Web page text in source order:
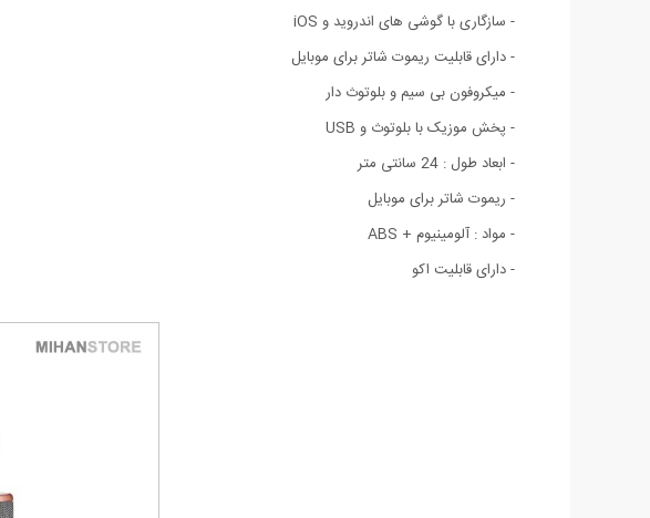
- سازگاری با گوشی های اندروید و iOS
- دارای قابلیت ریموت شاتر برای موبایل
- میکروفون بی سیم و بلوتوث دار
- پخش موزیک با بلوتوث و USB
- ابعاد طول : 24 سانتی متر
- ریموت شاتر برای موبایل
- مواد : آلومینیوم + ABS
- دارای قابلیت اکو